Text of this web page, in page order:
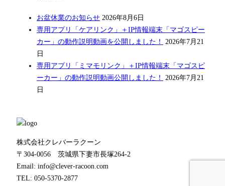
お盆休業のお知らせ 2026年8月6日
専用アプリ「ケアリンク」＋IP情報端末「マゴスピー
カー」の動作説明動画を公開しました！
2026年7月21
日
専用アプリ「ミマモリンク」＋IP情報端末「マゴスピ
ーカー」の動作説明動画公開しました！
2026年7月21
日
株式会社クレバーラクーン
〒304-0056 茨城県下妻市長塚264-2
Email: info@clever-racoon.com
TEL: 050-5370-2877